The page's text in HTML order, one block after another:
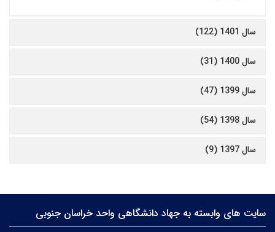
سال 1401 (122)
سال 1400 (31)
سال 1399 (47)
سال 1398 (54)
سال 1397 (9)
سایت های وابسته به جهاد دانشگاهی واحد خراسان جنوبی